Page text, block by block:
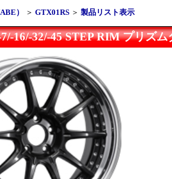
） ＞ GTX01RS ＞ 製品リスト表示
16/-32/-45 STEP RIM プリズ